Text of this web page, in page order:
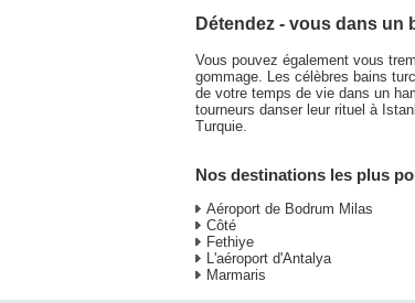
Détendez - vous dans un
Vous pouvez également vous
gommage. Les célèbres bains
de votre temps de vie dans un
tourneurs danser leur rituel à
Turquie.
Nos destinations les plus
Aéroport de Bodrum Milas
Côté
Fethiye
L'aéroport d'Antalya
Marmaris